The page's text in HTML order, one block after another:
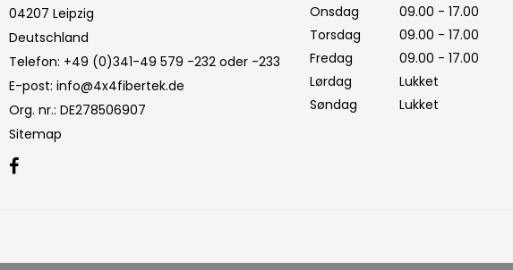
04207 Leipzig
Deutschland
Telefon: +49 (0)341-49 579 -232 oder -233
E-post: info@4x4fibertek.de
Org. nr.: DE278506907
Sitemap
Onsdag
09.00 - 17.00
Torsdag
09.00 - 17.00
Fredag
09.00 - 17.00
Lørdag
Lukket
Søndag
Lukket